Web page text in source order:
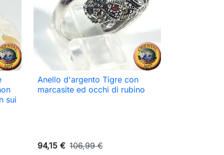
sui
 Anteprima
Anello d'argento Tigre con
marcasite ed occhi di rubino
94,15 € 106,99 €